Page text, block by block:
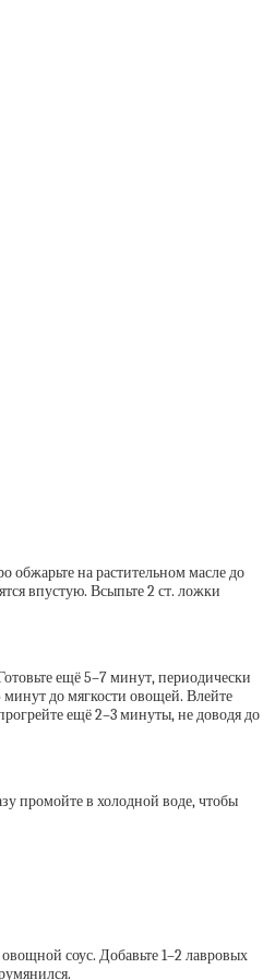
на растительном масле до
впустую. Всыпьте 2 ст. ложки
ещё 5–7 минут, периодически
минут до мягкости овощей. Влейте
ещё 2–3 минуты, не доводя до
промойте в холодной воде, чтобы
соус. Добавьте 1–2 лавровых